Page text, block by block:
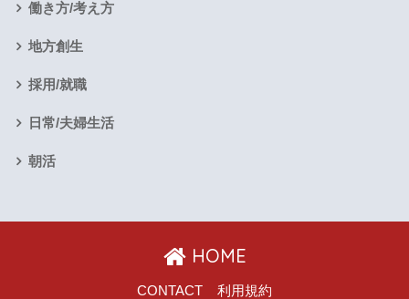
働き方/考え方
地方創生
採用/就職
日常/夫婦生活
朝活
HOME
CONTACT 利用規約